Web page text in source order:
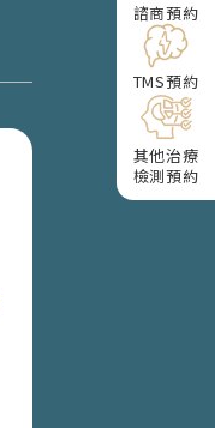
諮商預約
TMS預約
其他治療
檢測預約